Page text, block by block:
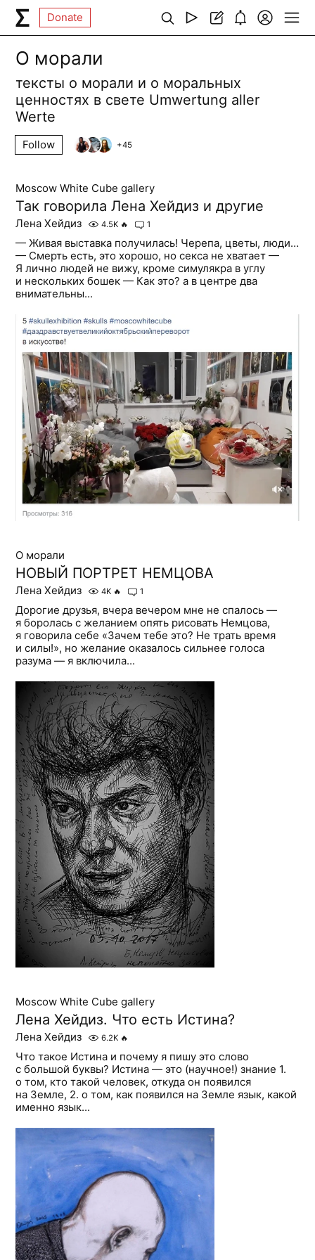
Donate
О морали
тексты о морали и о моральных
ценностях в свете Umwertung aller
Werte
Follow +45
Moscow White Cube gallery
Так говорила Лена Хейдиз и другие
Лена Хейдиз 4.5K 🔥 1
— Живая выставка получилась! Черепа, цветы, люди…
— Смерть есть, это хорошо, но секса не хватает —
Я лично людей не вижу, кроме симулякра в углу
и нескольких бошек — Как это? а в центре два
внимательны...
О морали
НОВЫЙ ПОРТРЕТ НЕМЦОВА
Лена Хейдиз 4K 🔥 1
Дорогие друзья, вчера вечером мне не спалось —
я боролась с желанием опять рисовать Немцова,
я говорила себе «Зачем тебе это? Не трать время
и силы!», но желание оказалось сильнее голоса
разума — я включила...
Moscow White Cube gallery
Лена Хейдиз. Что есть Истина?
Лена Хейдиз 6.2K 🔥
Что такое Истина и почему я пишу это слово
с большой буквы? Истина — это (научное!) знание 1.
о том, кто такой человек, откуда он появился
на Земле, 2. о том, как появился на Земле язык, какой
именно язык...